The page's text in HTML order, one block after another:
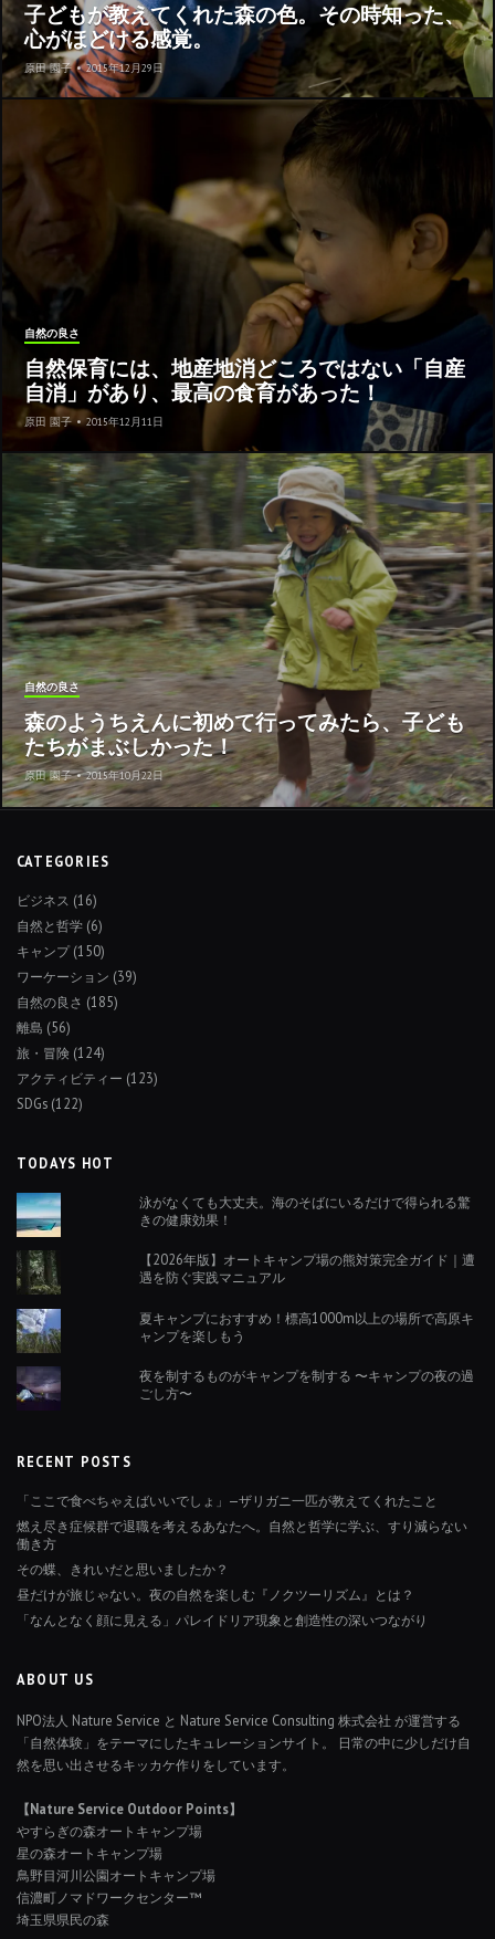
子どもが教えてくれた森の色。その時知った、
心がほどける感覚。
原田 園子 • 2015年12月29日
自然の良さ
自然保育には、地産地消どころではない「自産
自消」があり、最高の食育があった！
原田 園子 • 2015年12月11日
自然の良さ
森のようちえんに初めて行ってみたら、子ども
たちがまぶしかった！
原田 園子 • 2015年10月22日
CATEGORIES
ビジネス (16)
自然と哲学 (6)
キャンプ(150)
ワーケーション (39)
自然の良さ (185)
離島 (56)
旅・冒険 (124)
アクティビティー (123)
SDGs (122)
TODAYS HOT
泳がなくても大丈夫。海のそばにいるだけで得られる驚
きの健康効果！
【2026年版】オートキャンプ場の熊対策完全ガイド｜遭
遇を防ぐ実践マニュアル
夏キャンプにおすすめ！標高1000m以上の場所で高原キ
ャンプを楽しもう
夜を制するものがキャンプを制する 〜キャンプの夜の過
ごし方〜
RECENT POSTS
「ここで食べちゃえばいいでしょ」—ザリガニ一匹が教えてくれたこと
燃え尽き症候群で退職を考えるあなたへ。自然と哲学に学ぶ、すり減らない
働き方
その蝶、きれいだと思いましたか？
昼だけが旅じゃない。夜の自然を楽しむ『ノクツーリズム』とは？
「なんとなく顔に見える」パレイドリア現象と創造性の深いつながり
ABOUT US
NPO法人 Nature Service と Nature Service Consulting 株式会社 が運営する
「自然体験」をテーマにしたキュレーションサイト。 日常の中に少しだけ自
然を思い出させるキッカケ作りをしています。
【Nature Service Outdoor Points】
やすらぎの森オートキャンプ場
星の森オートキャンプ場
鳥野目河川公園オートキャンプ場
信濃町ノマドワークセンター™
埼玉県県民の森